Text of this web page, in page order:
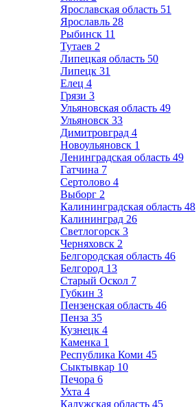
Ярославская область 51
Ярославль 28
Рыбинск 11
Тутаев 2
Липецкая область 50
Липецк 31
Елец 4
Грязи 3
Ульяновская область 49
Ульяновск 33
Димитровград 4
Новоульяновск 1
Ленинградская область 49
Гатчина 7
Сертолово 4
Выборг 2
Калининградская область 48
Калининград 26
Светлогорск 3
Черняховск 2
Белгородская область 46
Белгород 13
Старый Оскол 7
Губкин 3
Пензенская область 46
Пенза 35
Кузнецк 4
Каменка 1
Республика Коми 45
Сыктывкар 10
Печора 6
Ухта 4
Калужская область 45